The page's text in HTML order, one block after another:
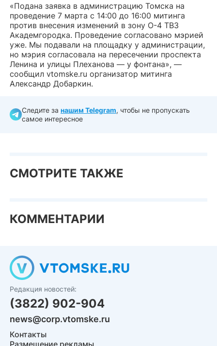
«Подана заявка в администрацию Томска на
проведение 7 марта с 14:00 до 16:00 митинга
против внесения изменений в зону О-4 ТВЗ
Академгородка. Проведение согласовано мэрией
уже. Мы подавали на площадку у администрации,
но мэрия согласовала на пересечении проспекта
Ленина и улицы Плеханова — у фонтана», —
сообщил vtomske.ru организатор митинга
Александр Добаркин.
Следите за нашим Telegram, чтобы не пропускать
самое интересное
СМОТРИТЕ ТАКЖЕ
КОММЕНТАРИИ
Редакция новостей:
(3822) 902-904
news@corp.vtomske.ru
Контакты
Размещение рекламы